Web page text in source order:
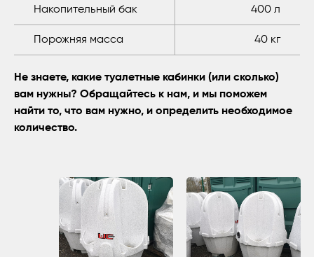
Накопительный бак 400 л
Порожняя масса 40 кг
Не знаете, какие туалетные кабинки (или сколько)
вам нужны? Обращайтесь к нам, и мы поможем
найти то, что вам нужно, и определить необходимое
количество.